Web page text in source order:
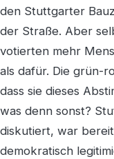
den Stuttgarter
der Straße. Aber
votierten mehr
als dafür. Die grün-
dass sie dieses
was denn sonst?
diskutiert, war
demokratisch